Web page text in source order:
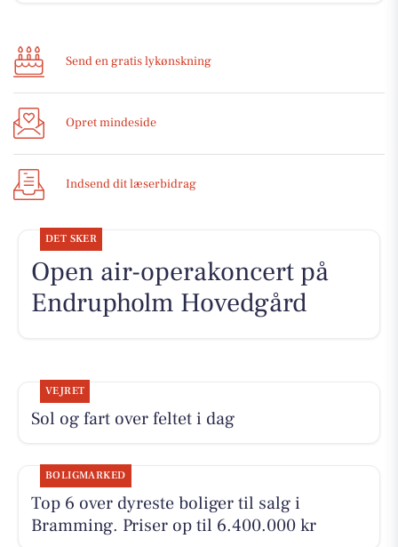
Send en gratis lykønskning
Opret mindeside
Indsend dit læserbidrag
DET SKER
Open air-operakoncert på
Endrupholm Hovedgård
VEJRET
Sol og fart over feltet i dag
BOLIGMARKED
Top 6 over dyreste boliger til salg i
Bramming. Priser op til 6.400.000 kr